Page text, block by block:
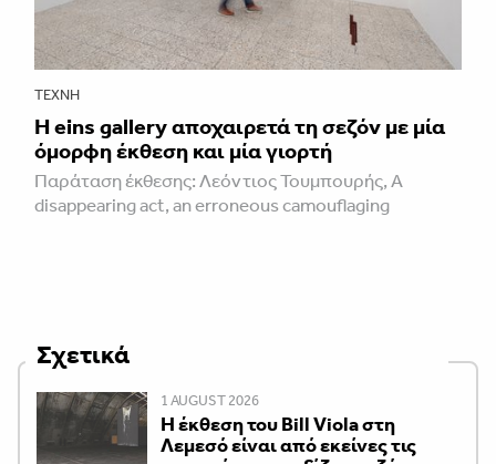
ΤΈΧΝΗ
H eins gallery αποχαιρετά τη σεζόν με μία
όμορφη έκθεση και μία γιορτή
Παράταση έκθεσης: Λεόντιος Τουμπουρής, A
disappearing act, an erroneous camouflaging
Σχετικά
1 AUGUST 2026
Η έκθεση του Bill Viola στη
Λεμεσό είναι από εκείνες τις